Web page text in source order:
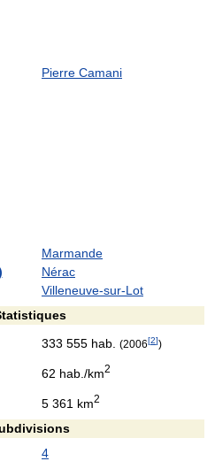
Pierre Camani
Marmande
Nérac
Villeneuve-sur-Lot
333 555 hab. (2006[2])
62 hab./km2
5 361 km2
4